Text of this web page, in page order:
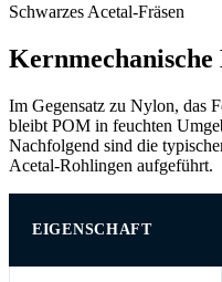
Schwarzes Acetal-Fräsen
Kernmechanische
Im Gegensatz zu Nylon, das
bleibt POM in feuchten
Nachfolgend sind die
Acetal-Rohlingen aufgeführt.
EIGENSCHAFT